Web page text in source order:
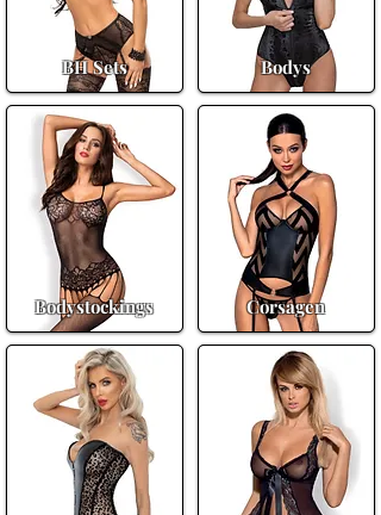
BH Sets Bodys
Bodystockings Corsagen